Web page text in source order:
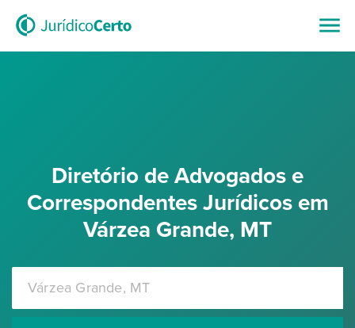
Diretório de Advogados e
Correspondentes Jurídicos em
Várzea Grande, MT